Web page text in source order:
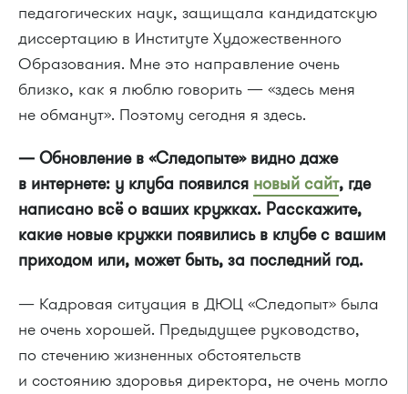
педагогических наук, защищала кандидатскую
диссертацию в Институте Художественного
Образования. Мне это направление очень
близко, как я люблю говорить — «здесь меня
не обманут». Поэтому сегодня я здесь.
— Обновление в «Следопыте» видно даже
в интернете: у клуба появился новый сайт, где
написано всё о ваших кружках. Расскажите,
какие новые кружки появились в клубе с вашим
приходом или, может быть, за последний год.
— Кадровая ситуация в ДЮЦ «Следопыт» была
не очень хорошей. Предыдущее руководство,
по стечению жизненных обстоятельств
и состоянию здоровья директора, не очень могло